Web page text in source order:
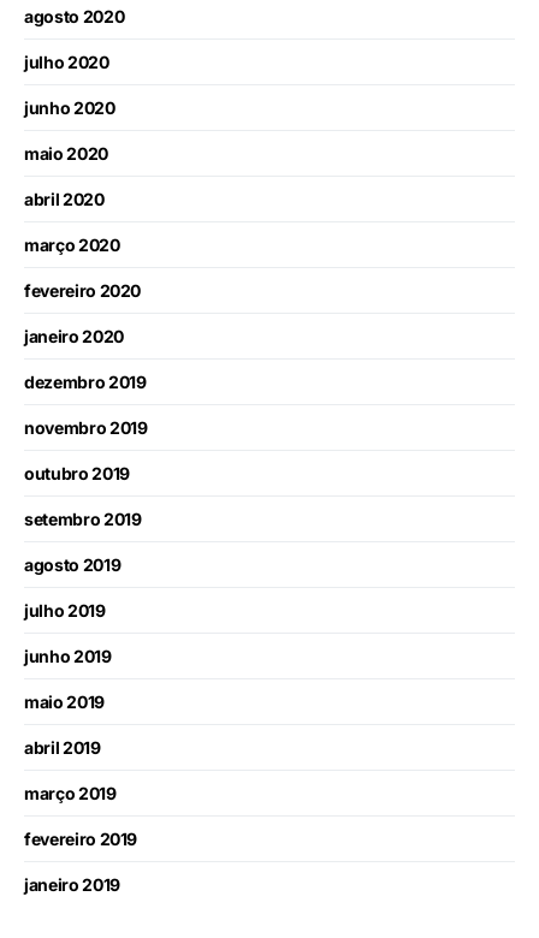
agosto 2020
julho 2020
junho 2020
maio 2020
abril 2020
março 2020
fevereiro 2020
janeiro 2020
dezembro 2019
novembro 2019
outubro 2019
setembro 2019
agosto 2019
julho 2019
junho 2019
maio 2019
abril 2019
março 2019
fevereiro 2019
janeiro 2019